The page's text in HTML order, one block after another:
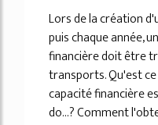
Lors de la création
puis chaque année,
financière doit être
transports. Qu'est
capacité financière
do...? Comment